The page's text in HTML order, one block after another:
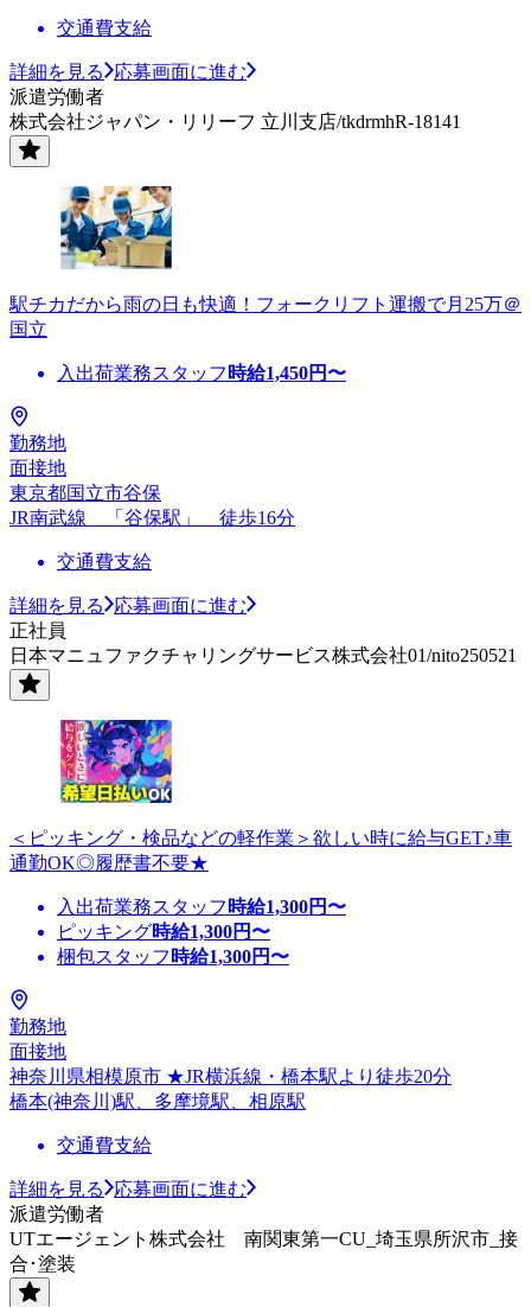
交通費支給
詳細を見る
応募画面に進む
派遣労働者
株式会社ジャパン・リリーフ 立川支店/tkdrmhR-18141
駅チカだから雨の日も快適！フォークリフト運搬で月25万＠
国立
入出荷業務スタッフ 時給1,450円〜
勤務地
面接地
東京都国立市谷保
JR南武線 「谷保駅」 徒歩16分
交通費支給
詳細を見る
応募画面に進む
正社員
日本マニュファクチャリングサービス株式会社01/nito250521
＜ピッキング・検品などの軽作業＞欲しい時に給与GET♪車
通勤OK◎履歴書不要★
入出荷業務スタッフ 時給1,300円〜
ピッキング時給1,300円〜
梱包スタッフ 時給1,300円〜
勤務地
面接地
神奈川県相模原市 ★JR横浜線・橋本駅より徒歩20分
橋本(神奈川)駅、多摩境駅、相原駅
交通費支給
詳細を見る
応募画面に進む
派遣労働者
UTエージェント株式会社 南関東第一CU_埼玉県所沢市_接
合･塗装